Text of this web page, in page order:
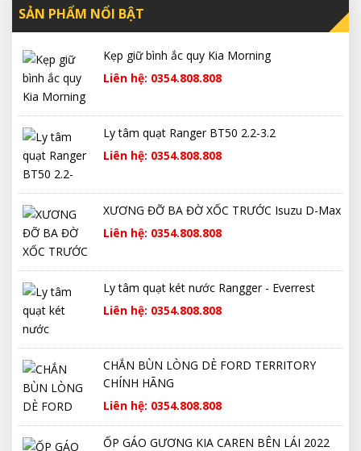
SẢN PHẨM NỔI BẬT
Kẹp giữ bình ắc quy Kia Morning
Liên hệ: 0354.808.808
Ly tâm quạt Ranger BT50 2.2-3.2
Liên hệ: 0354.808.808
XƯƠNG ĐỠ BA ĐỜ XỐC TRƯỚC Isuzu D-Max
Liên hệ: 0354.808.808
Ly tâm quạt két nước Rangger - Everrest
Liên hệ: 0354.808.808
CHẮN BÙN LÒNG DÈ FORD TERRITORY
CHÍNH HÃNG
Liên hệ: 0354.808.808
ỐP GÁO GƯƠNG KIA CAREN BÊN LÁI 2022